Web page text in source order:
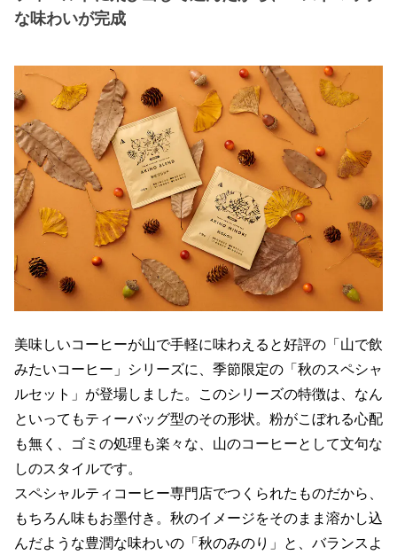
な味わいが完成
美味しいコーヒーが山で手軽に味わえると好評の「山で飲
みたいコーヒー」シリーズに、季節限定の「秋のスペシャ
ルセット」が登場しました。このシリーズの特徴は、なん
といってもティーバッグ型のその形状。粉がこぼれる心配
も無く、ゴミの処理も楽々な、山のコーヒーとして文句な
しのスタイルです。
スペシャルティコーヒー専門店でつくられたものだから、
もちろん味もお墨付き。秋のイメージをそのまま溶かし込
んだような豊潤な味わいの「秋のみのり」と、バランスよ